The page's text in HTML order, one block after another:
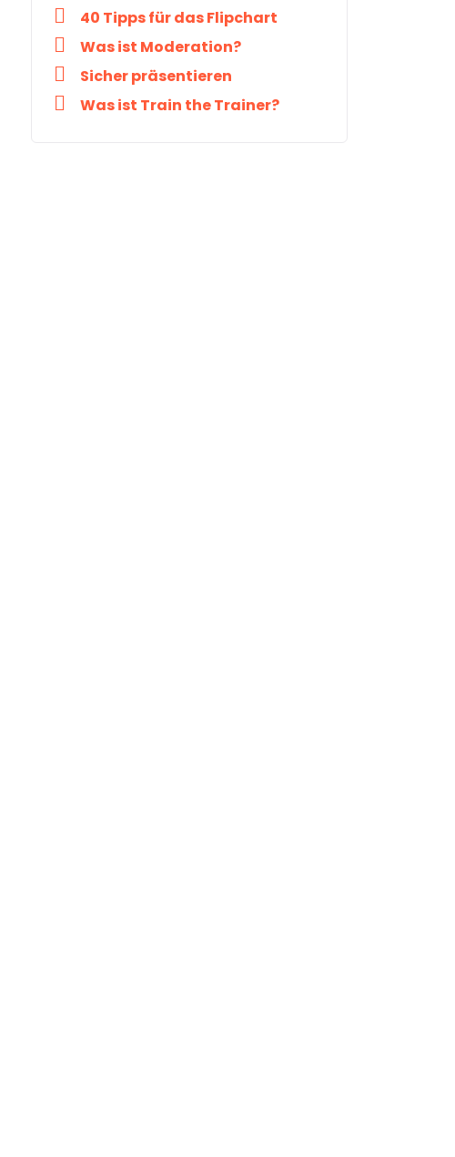
40 Tipps für das Flipchart
Was ist Moderation?
Sicher präsentieren
Was ist Train the Trainer?